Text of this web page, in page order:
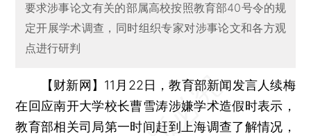
要求涉事论文有关的部属高校按照教育部40号令的规
定开展学术调查，同时组织专家对涉事论文和各方观
点进行研判
【财新网】 11月22日，教育部新闻发言人续梅
在回应南开大学校长曹雪涛涉嫌学术造假时表示，
教育部相关司局第一时间赶到上海调查了解情况，